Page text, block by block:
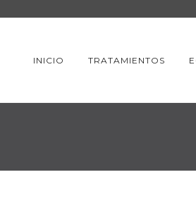
INICIO TRATAMIENTOS